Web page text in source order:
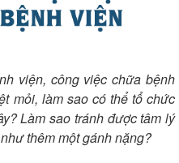
Tin Công nghệ
Trải nghiệm
Chuyển đổi số
viện, công việc chữa bệnh
mỏi, làm sao có thể tổ chức
Làm sao tránh được tâm lý
thêm một gánh nặng?